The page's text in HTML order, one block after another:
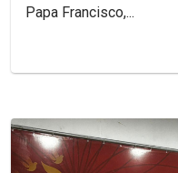
Papa Francisco,...